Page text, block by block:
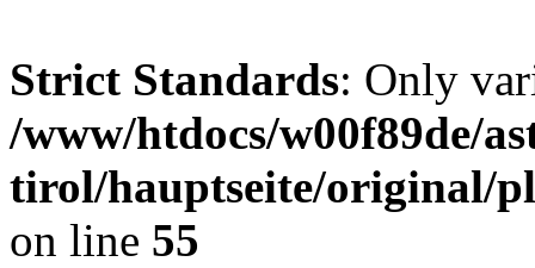
Strict Standards: Only
/www/htdocs/w00f89de/
tirol/hauptseite/original/
on line 55